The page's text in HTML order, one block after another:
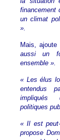
financement
un climat
».
Mais, ajoute
aussi un
ensemble ».
« Les élus
entendus
impliqués
politiques
« Il est
propose